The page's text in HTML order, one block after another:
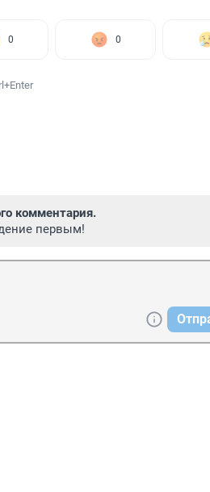
0 0
комментария.
первым!